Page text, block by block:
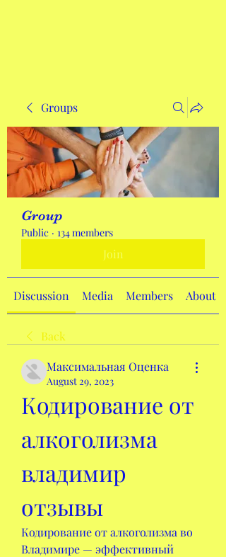
Groups
Group
Public · 134 members
Join
Discussion Media Members About
Back
Максимальная Оценка
August 29, 2023
Кодирование от
алкоголизма
владимир
отзывы
Кодирование от алкоголизма во
Владимире — эффективный